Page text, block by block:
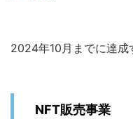
2024年10月までに達成
NFT販売事業